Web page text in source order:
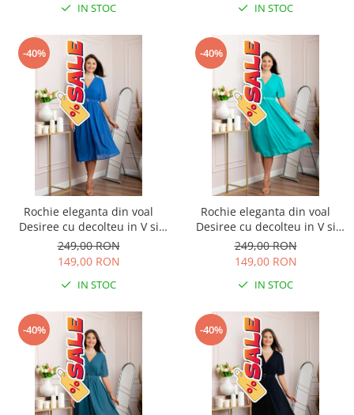
IN STOC IN STOC
-40%
Rochie eleganta din voal
Desiree cu decolteu in V si
curea - Albastru regal
249,00 RON
149,00 RON
IN STOC
-40%
Rochie eleganta din voal
Desiree cu decolteu in V si
curea - Turcoaz aqua
249,00 RON
149,00 RON
IN STOC
-40% -40%